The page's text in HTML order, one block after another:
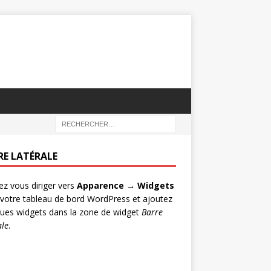
LATÉRALE
vous diriger vers Apparence → Widgets
tableau de bord WordPress et ajoutez
widgets dans la zone de widget Barre
.